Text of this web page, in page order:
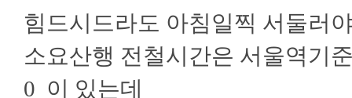
힘드시드라도 아침일찍 서둘러
소요산행 전철시간은 서울역기
0 이 있는데